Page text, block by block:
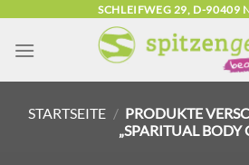
springen
SCHLEIFWEG 29, D-90409
STARTSEITE / PRODUKTE
„SPARITUAL BODY